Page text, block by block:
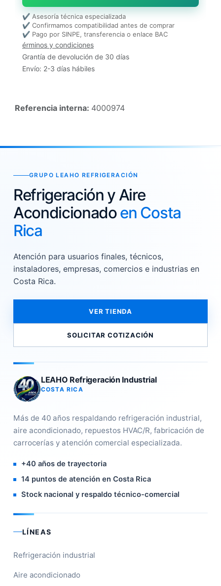
✔ Asesoría técnica especializada
✔ Confirmamos compatibilidad antes de comprar
✔ Pago por SINPE, transferencia o enlace BAC
érminos y condiciones
Grantía de devolución de 30 días
Envío: 2-3 días hábiles
Referencia interna: 4000974
GRUPO LEAHO REFRIGERACIÓN
Refrigeración y Aire
Acondicionadoen Costa
Rica
Atención para usuarios finales, técnicos,
instaladores, empresas, comercios e industrias en
Costa Rica.
VER TIENDA
SOLICITAR COTIZACIÓN
LEAHO Refrigeración Industrial
COSTA RICA
Más de 40 años respaldando refrigeración industrial,
aire acondicionado, repuestos HVAC/R, fabricación de
carrocerías y atención comercial especializada.
+40 años de trayectoria
14 puntos de atención en Costa Rica
Stock nacional y respaldo técnico-comercial
LÍNEAS
Refrigeración industrial
Aire acondicionado